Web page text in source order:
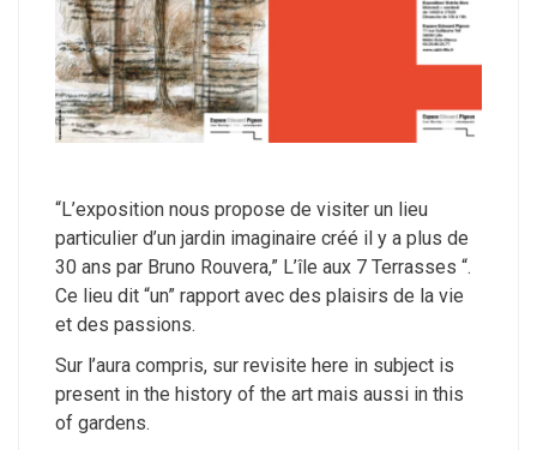
“L’exposition nous propose de visiter un lieu
particulier d’un jardin imaginaire créé il y a plus de
30 ans par Bruno Rouvera,” L’île aux 7 Terrasses “.
Ce lieu dit “un” rapport avec des plaisirs de la vie
et des passions.
Sur l’aura compris, sur revisite here in subject is
present in the history of the art mais aussi in this
of gardens.